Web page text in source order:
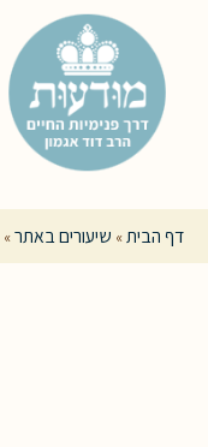
דף הבית» שיעורים באתר»